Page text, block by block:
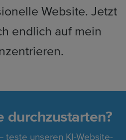
Website. Jetzt
endlich auf mein
durchzustarten?
teste unseren KI-Website-